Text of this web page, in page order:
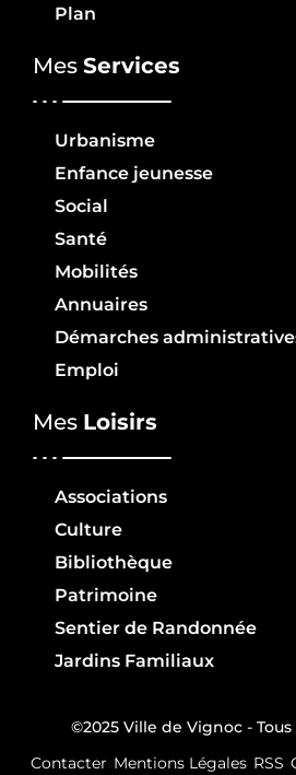
Plan
Mes Services
Urbanisme
Enfance jeunesse
Social
Santé
Mobilités
Annuaires
Démarches
Emploi
Mes Loisirs
Associations
Culture
Bibliothèque
Patrimoine
Sentier de Randonnée
Jardins Familiaux
©2025 Ville de Vignoc -
Contacter Mentions Légales RSS